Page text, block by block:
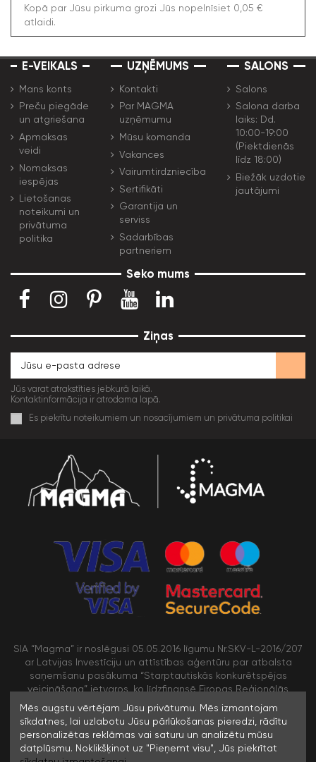
Kopā par Jūsu pirkuma grozi Jūs nopelnīsiet 0,05 €
atlaidi.
E-VEIKALS
Mans konts
Preču piegāde
un atgriešana
Apmaksas
veidi
Nomaksas
iespējas
Lietošanas
noteikumi un
privātuma
politika
UZŅĒMUMS
Kontakti
Par MAGMA
uzņēmumu
Mūsu komanda
Vakances
Vairumtirdzniecība
Sertifikāti
Garantija un
serviss
Sadarbības
partneriem
SALONS
Salons
Salona darba
laiks: Dd.
10:00-19:00
(Piektdienās
līdz 18:00)
Biežāk uzdotie
jautājumi
Seko mums
Ziņas
Jūs varat atrakstīties jebkurā laikā.
Kontaktinformācija ir atrodama lapā.
Es piekrītu noteikumiem un nosacījumiem un privātuma politikai
SIA “Magma” ir noslēgusi 05.05.2016 līgumu Nr.SKV-L-2016/207
ar Latvijas Investīciju un attīstības aģentūru par atbalsta
saņemšanu pasākuma “Starptautiskās konkurētspējas
veicināšana” ietvaros, ko līdzfinansē Eiropas Reģionālās
attīstības fonds
Mēs augstu vērtējam Jūsu privātumu. Mēs izmantojam
sīkdatnes, lai uzlabotu Jūsu pārlūkošanas pieredzi, rādītu
personalizētas reklāmas vai saturu un analizētu mūsu
datplūsmu. Noklikšķinot uz "Pieņemt visu", Jūs piekrītat